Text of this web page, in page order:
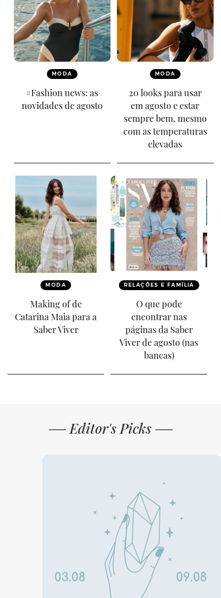
MODA
#Fashion news: as
novidades de agosto
MODA
20 looks para usar
em agosto e estar
sempre bem, mesmo
com as temperaturas
elevadas
MODA
Making of de
Catarina Maia para a
Saber Viver
RELAÇÕES E FAMÍLIA
O que pode
encontrar nas
páginas da Saber
Viver de agosto (nas
bancas)
Editor's Picks